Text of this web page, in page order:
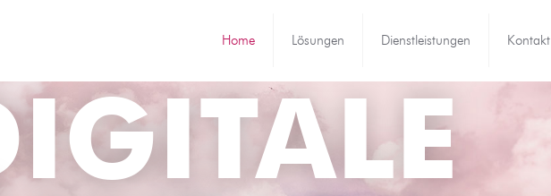
Home Lösungen Dienstleistungen Kontakt